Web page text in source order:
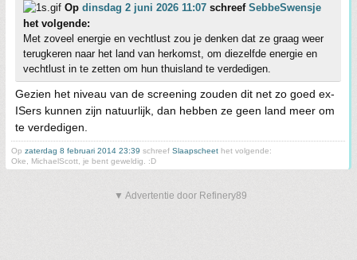
Op dinsdag 2 juni 2026 11:07 schreef SebbeSwensje
het volgende:
Met zoveel energie en vechtlust zou je denken dat ze graag weer
terugkeren naar het land van herkomst, om diezelfde energie en
vechtlust in te zetten om hun thuisland te verdedigen.
Gezien het niveau van de screening zouden dit net zo goed ex-
ISers kunnen zijn natuurlijk, dan hebben ze geen land meer om
te verdedigen.
Op zaterdag 8 februari 2014 23:39 schreef Slaapscheet het volgende:
Oke, MichaelScott, je bent geweldig. :D
▼ Advertentie door Refinery89